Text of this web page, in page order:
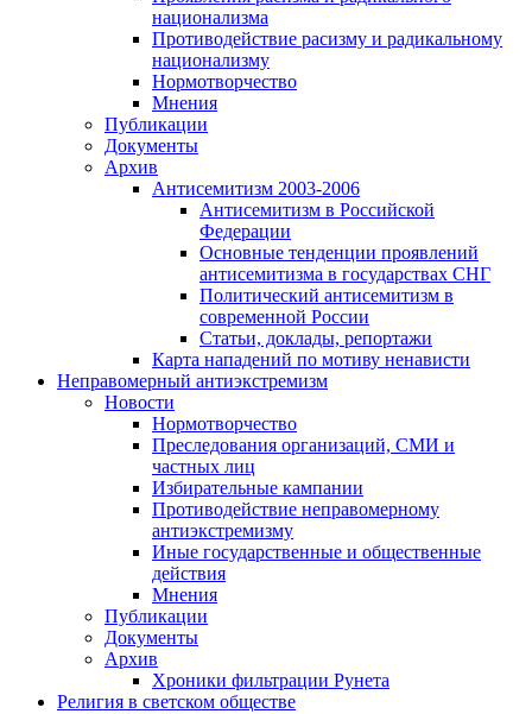
национализма
Противодействие расизму и радикальному
национализму
Нормотворчество
Мнения
Публикации
Документы
Архив
Антисемитизм 2003-2006
Антисемитизм в Российской
Федерации
Основные тенденции проявлений
антисемитизма в государствах СНГ
Политический антисемитизм в
современной России
Статьи, доклады, репортажи
Карта нападений по мотиву ненависти
Неправомерный антиэкстремизм
Новости
Нормотворчество
Преследования организаций, СМИ и
частных лиц
Избирательные кампании
Противодействие неправомерному
антиэкстремизму
Иные государственные и общественные
действия
Мнения
Публикации
Документы
Архив
Хроники фильтрации Рунета
Религия в светском обществе